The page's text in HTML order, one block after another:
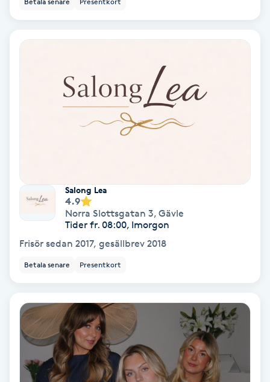
Bambumassage
Barnklippning
Blowout
Brynformning
Brynfärgning
Salong Lea
4.9
Norra Slottsgatan 3, Gävle
Tider fr. 08:00, Imorgon
Frisör sedan 2017, gesällbrev 2018
Betala senare Presentkort